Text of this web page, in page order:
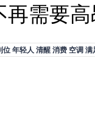
需要高
位 年轻人 清醒 消费 空调 满